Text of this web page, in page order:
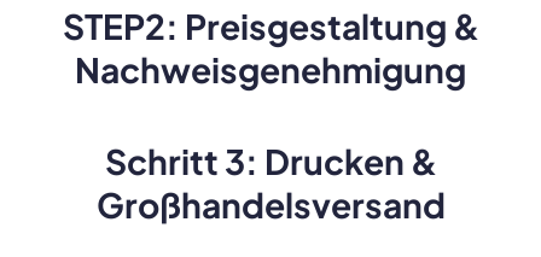
STEP2: Preisgestaltung &
Nachweisgenehmigung
Schritt 3: Drucken &
Großhandelsversand